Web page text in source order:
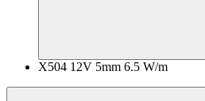
X504 12V 5mm 6.5 W/m